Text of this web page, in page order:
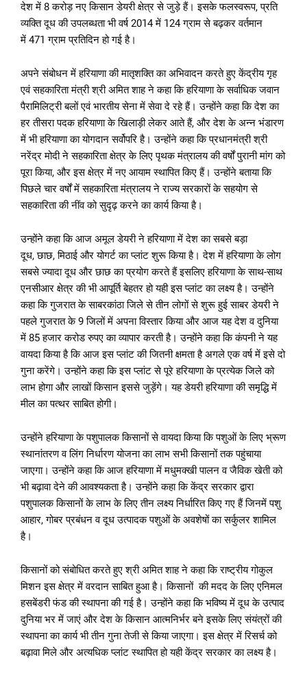
देश में 8 करोड़ नए किसान डेयरी क्षेत्र से जुड़े हैं। इसके फलस्वरूप, प्रति
व्यक्ति दूध की उपलब्धता भी वर्ष 2014 में 124 ग्राम से बढ़कर वर्तमान
में 471 ग्राम प्रतिदिन हो गई है।
अपने संबोधन में हरियाणा की मातृशक्ति का अभिवादन करते हुए केंद्रीय गृह
एवं सहकारिता मंत्री श्री अमित शाह ने कहा कि हरियाणा के सर्वाधिक जवान
पैरामिलिट्री बलों एवं भारतीय सेना में सेवा दे रहे हैं। उन्होंने कहा कि देश का
हर तीसरा पदक हरियाणा के खिलाड़ी लेकर आते हैं, और देश के अन्न भंडारण
में भी हरियाणा का योगदान सर्वोपरि है। उन्होंने कहा कि प्रधानमंत्री श्री
नरेंद्र मोदी ने सहकारिता क्षेत्र के लिए पृथक मंत्रालय की वर्षों पुरानी मांग को
पूरा किया, और इस क्षेत्र में नए आयाम स्थापित किए हैं। उन्होंने बताया कि
पिछले चार वर्षों में सहकारिता मंत्रालय ने राज्य सरकारों के सहयोग से
सहकारिता की नींव को सुदृढ़ करने का कार्य किया है।
उन्होंने कहा कि आज अमूल डेयरी ने हरियाणा में देश का सबसे बड़ा
दूध, छाछ, मिठाई और योगर्ट का प्लांट शुरू किया है। देश में हरियाणा के लोग
सबसे ज्यादा दूध और छाछ का प्रयोग करते हैं इसलिए हरियाणा के साथ-साथ
एनसीआर क्षेत्र की भी आपूर्ति बेहतर हो यही इस प्लांट का लक्ष्य है। उन्होंने
कहा कि गुजरात के साबरकांठा जिले से तीन लोगों से शुरू हुई साबर डेयरी ने
पहले गुजरात के 9 जिलों में अपना विस्तार किया और आज यह देश व दुनिया
में 85 हजार करोड रुपए का व्यापार करती है। उन्होंने कहा कि कंपनी ने यह
वायदा किया है कि आज इस प्लांट की जितनी क्षमता है अगले एक वर्ष में इसे दो
गुना करेंगे। उन्होंने कहा कि इस प्लांट से पूरे हरियाणा के प्रत्येक जिले को
लाभ होगा और लाखों किसान इससे जुड़ेंगे। यह डेयरी हरियाणा की समृद्धि में
मील का पत्थर साबित होगी।
उन्होंने हरियाणा के पशुपालक किसानों से वायदा किया कि पशुओं के लिए भ्रूण
स्थानांतरण व लिंग निर्धारण योजना का लाभ सभी किसानों तक पहुंचाया
जाएगा। उन्होंने कहा कि आज हरियाणा में मधुमक्खी पालन व जैविक खेती को
भी बढ़ावा देने की आवश्यकता है। उन्होंने कहा कि केंद्र सरकार द्वारा
पशुपालक किसानों के लाभ के लिए तीन लक्ष्य निर्धारित किए गए हैं जिनमें पशु
आहार, गोबर प्रबंधन व दूध उत्पादक पशुओं के अवशेषों का सर्कुलर शामिल
है।
किसानों को संबोधित करते हुए श्री अमित शाह ने कहा कि राष्ट्रीय गोकुल
मिशन इस क्षेत्र में वरदान साबित हुआ है। किसानों की मदद के लिए एनिमल
हसबेंडरी फंड की स्थापना की गई है। उन्होंने कहा कि भविष्य में दूध के उत्पाद
दुनिया भर में जाएं और देश के किसान आत्मनिर्भर बने इसके लिए संयंत्रों की
स्थापना का कार्य भी तीन गुना तेजी से किया जाएगा। इस क्षेत्र में रिसर्च को
बढ़ावा मिले और अत्यधिक प्लांट स्थापित हो यही केंद्र सरकार का लक्ष्य है।